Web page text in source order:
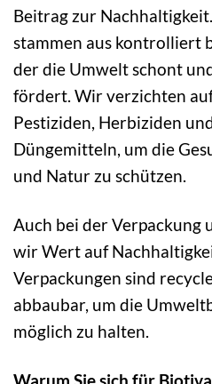
Beitrag zur
stammen aus kontrolliert
der die Umwelt schont
fördert. Wir verzichten
Pestiziden, Herbiziden
Düngemitteln, um die
und Natur zu schützen.
Auch bei der Verpackung
wir Wert auf
Verpackungen sind
abbaubar, um die
möglich zu halten.
Warum Sie sich für